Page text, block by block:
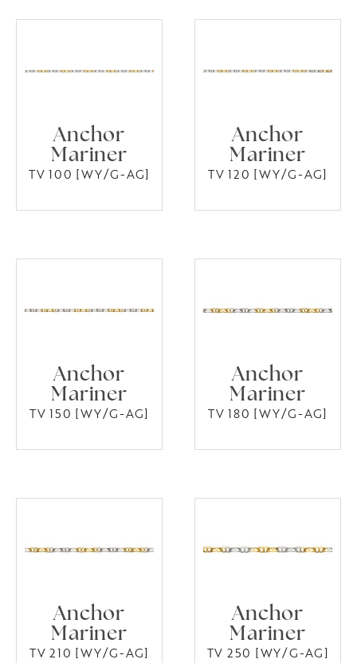
Anchor
Mariner
TV 100 [WY/G-AG]
Anchor
Mariner
TV 120 [WY/G-AG]
Anchor
Mariner
TV 150 [WY/G-AG]
Anchor
Mariner
TV 180 [WY/G-AG]
Anchor
Mariner
TV 210 [WY/G-AG]
Anchor
Mariner
TV 250 [WY/G-AG]